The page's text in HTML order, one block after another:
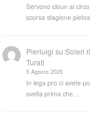
Servono cloun al
scorsa stagione
Pierluigi suSoleri
Turati
5 Agosto 2026
In lega pro ci avete
svelta prima che…